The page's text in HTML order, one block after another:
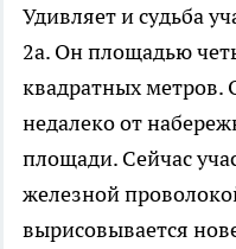
Удивляет и судьба
2а. Он площадью
квадратных метров.
недалеко от
площади. Сейчас
железной
вырисовывается